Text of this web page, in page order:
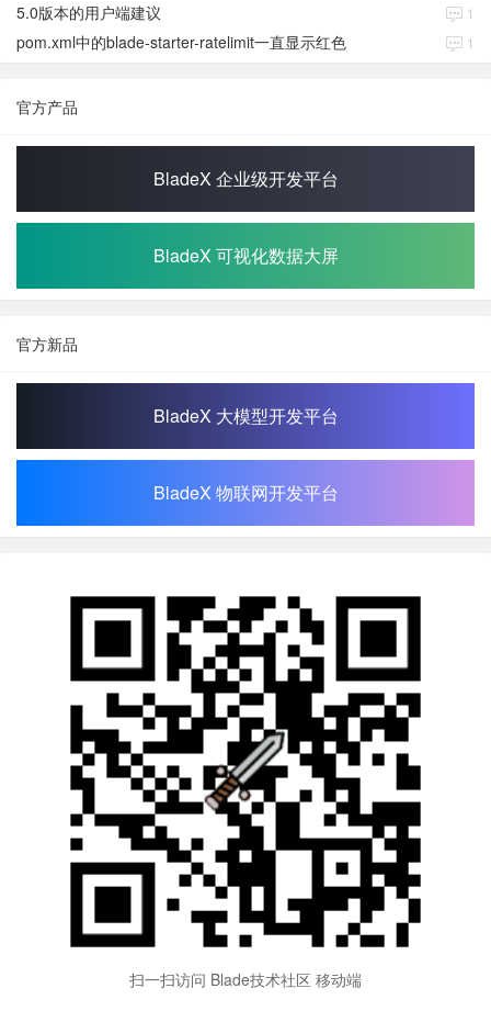
5.0版本的用户端建议 1
pom.xml中的blade-starter-ratelimit一直显示红色 1
官方产品
BladeX 企业级开发平台
BladeX 可视化数据大屏
官方新品
BladeX 大模型开发平台
BladeX 物联网开发平台
扫一扫访问 Blade技术社区 移动端